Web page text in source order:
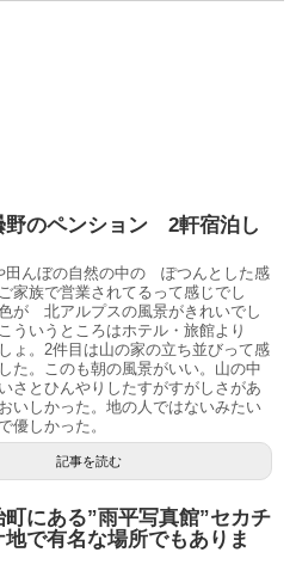
野のペンション 2軒宿泊し
田んぼの自然の中の ぽつんとした感
家族で営業されてるって感じでし
が 北アルプスの風景がきれいでし
ういうところはホテル・旅館より
ょ。2件目は山の家の立ち並びって感
た。このも朝の風景がいい。山の中
さとひんやりしたすがすがしさがあ
いしかった。地の人ではないみたい
優しかった。
記事を読む
にある”雨平写真館”セカチ
地で有名な場所でもありま